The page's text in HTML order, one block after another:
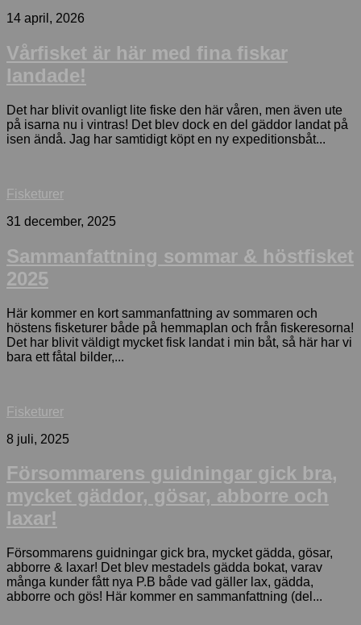
14 april, 2026
Vårfisket är här med fina fiskar
landade!
Det har blivit ovanligt lite fiske den här våren, men även ute
på isarna nu i vintras! Det blev dock en del gäddor landat på
isen ändå. Jag har samtidigt köpt en ny expeditionsbåt...
Fisketurer
31 december, 2025
Sammanfattning sommar & höstfisket
2025
Här kommer en kort sammanfattning av sommaren och
höstens fisketurer både på hemmaplan och från fiskeresorna!
Det har blivit väldigt mycket fisk landat i min båt, så här har vi
bara ett fåtal bilder,...
Fisketurer
8 juli, 2025
Försommarens guidningar gick bra,
mycket gäddor, gösar, abborre och
laxar!
Försommarens guidningar gick bra, mycket gädda, gösar,
abborre & laxar! Det blev mestadels gädda bokat, varav
många kunder fått nya P.B både vad gäller lax, gädda,
abborre och gös! Här kommer en sammanfattning (del...